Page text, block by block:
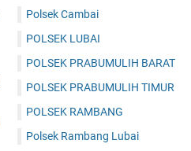
Polsek Cambai
POLSEK LUBAI
POLSEK PRABUMULIH BARAT
POLSEK PRABUMULIH TIMUR
POLSEK RAMBANG
Polsek Rambang Lubai